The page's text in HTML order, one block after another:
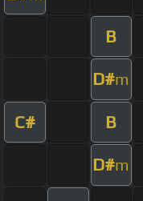
B
D#m
C# B
D#m